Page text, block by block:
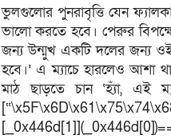
ভুলগুলোর পুনরাবৃত্তি যেন
ভালো করতে হবে। পেরুর
জন্য উন্মুখ একটি দলের জন্য ওই
হবে।’ এ ম্যাচে হারলেও আশা
মাঠ ছাড়তে চান ‘হ্যাঁ, এই